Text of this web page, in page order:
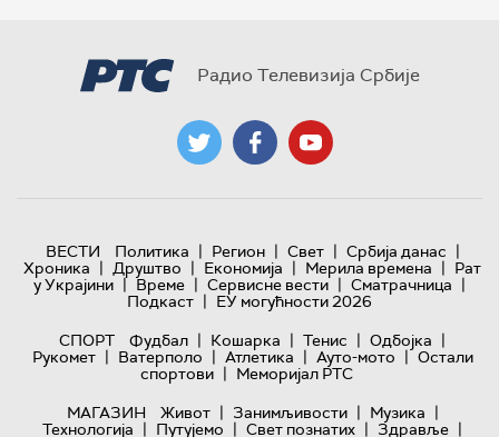
Радио Телевизија Србије
ВЕСТИ Политика | Регион | Свет | Србија данас |
Хроника | Друштво | Економија | Мерила времена | Рат
у Украјини | Време | Сервисне вести | Сматрачница |
Подкаст | ЕУ могућности 2026
СПОРТ
Фудбал | Кошарка | Тенис | Одбојка |
Рукомет | Ватерполо | Атлетика | Ауто-мото | Остали
спортови | Меморијал РТС
МАГАЗИН
Живот | Занимљивости | Музика |
Технологијa | Путујемо | Свет познатих | Здравље |